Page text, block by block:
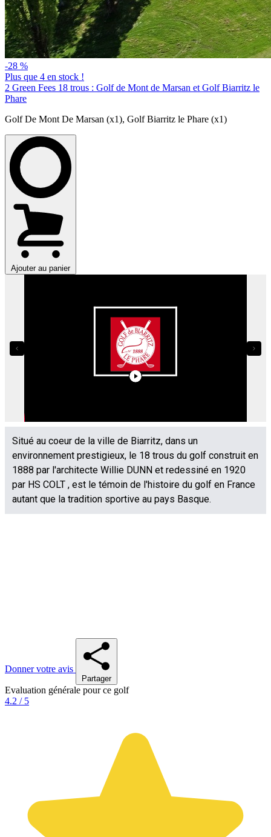
-28 %
Plus que 4 en stock !
2 Green Fees 18 trous : Golf de Mont de Marsan et Golf Biarritz le
Phare
Golf De Mont De Marsan (x1), Golf Biarritz le Phare (x1)
Ajouter au panier
Donner votre avis
Partager
Evaluation générale pour ce golf
4.2 / 5